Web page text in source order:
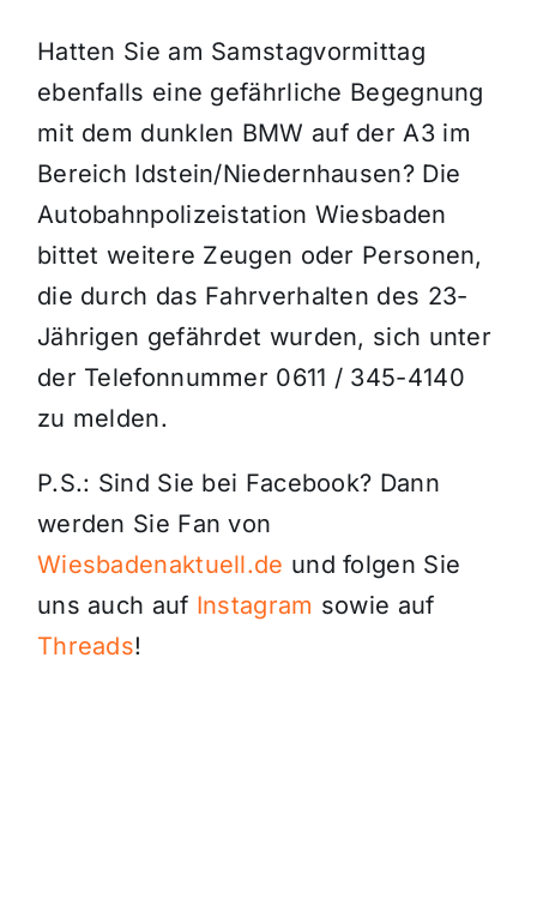
Hatten Sie am Samstagvormittag
ebenfalls eine gefährliche Begegnung
mit dem dunklen BMW auf der A3 im
Bereich Idstein/Niedernhausen? Die
Autobahnpolizeistation Wiesbaden
bittet weitere Zeugen oder Personen,
die durch das Fahrverhalten des 23-
Jährigen gefährdet wurden, sich unter
der Telefonnummer 0611 / 345-4140
zu melden.
P.S.: Sind Sie bei Facebook? Dann
werden Sie Fan von
Wiesbadenaktuell.de und folgen Sie
uns auch auf Instagram sowie auf
Threads!